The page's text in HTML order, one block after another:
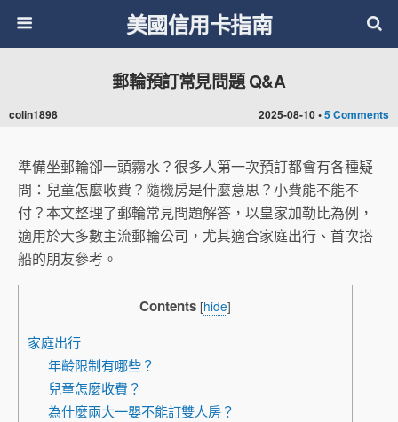
美國信用卡指南
2025-08-10 •5 Comments
郵輪預訂常見問題 Q&A
colin1898
準備坐郵輪卻一頭霧水？很多人第一次預訂都會有各種疑
問：兒童怎麼收費？隨機房是什麼意思？小費能不能不
付？本文整理了郵輪常見問題解答，以皇家加勒比為例，
適用於大多數主流郵輪公司，尤其適合家庭出行、首次搭
船的朋友參考。
Contents [hide]
家庭出行
年齡限制有哪些？
兒童怎麼收費？
為什麼兩大一嬰不能訂雙人房？